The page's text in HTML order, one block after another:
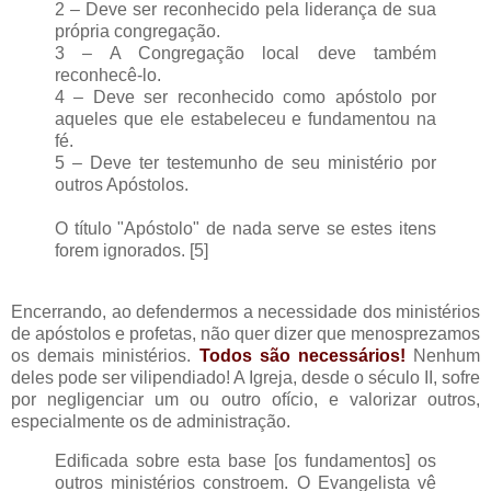
2 – Deve ser reconhecido pela liderança de sua
própria congregação.
3 – A Congregação local deve também
reconhecê-lo.
4 – Deve ser reconhecido como apóstolo por
aqueles que ele estabeleceu e fundamentou na
fé.
5 – Deve ter testemunho de seu ministério por
outros Apóstolos.
O título "Apóstolo" de nada serve se estes itens
forem ignorados. [5]
Encerrando, ao defendermos a necessidade dos ministérios
de apóstolos e profetas, não quer dizer que menosprezamos
os demais ministérios. Todos são necessários! Nenhum
deles pode ser vilipendiado! A Igreja, desde o século II, sofre
por negligenciar um ou outro ofício, e valorizar outros,
especialmente os de administração.
Edificada sobre esta base [os fundamentos] os
outros ministérios constroem. O Evangelista vê